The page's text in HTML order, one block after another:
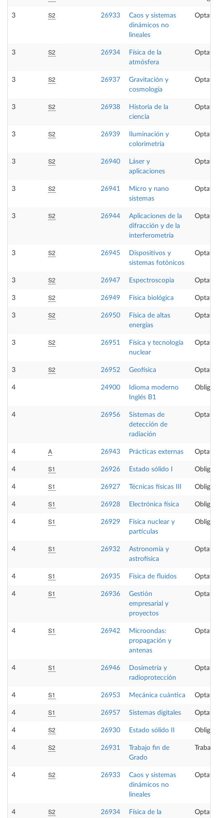
3 S2 26933
Caos y sistemas
dinámicos no
lineales
3 S2 26934
Física de la
atmósfera
3 S2 26937
Gravitación y
cosmología
3 S2 26938
Historia de la
ciencia
3 S2 26939
Iluminación y
colorimetría
3 S2 26940
Láser y
aplicaciones
3 S2 26941
Micro y nano
sistemas
3 S2 26944
Aplicaciones de la
difracción y de la
interferometría
3 S2 26945
Dispositivos y
sistemas fotónicos
3 S2 26947 Espectroscopia
3 S2 26949 Física biológica
3 S2 26950
Física de altas
energías
3 S2 26951
Física y tecnología
nuclear
3 S2 26952 Geofísica
4 24900
Idioma moderno
Inglés B1
4 26956
Sistemas de
detección de
radiación
4 A 26943 Prácticas externas
4 S1 26926 Estado sólido I
4 S1 26927 Técnicas físicas III
4 S1 26928 Electrónica física
4 S1 26929
Física nuclear y
partículas
4 S1 26932
Astronomía y
astrofísica
4 S1 26935 Física de fluidos
4 S1 26936
Gestión
empresarial y
proyectos
4 S1 26942
Microondas:
propagación y
antenas
4 S1 26946
Dosimetría y
radioprotección
4 S1 26953 Mecánica cuántica
4 S1 26957 Sistemas digitales
4 S2 26930 Estado sólido II
4 S2 26931
Trabajo fin de
Grado
4 S2 26933
Caos y sistemas
dinámicos no
lineales
4 S2 26934
Física de la